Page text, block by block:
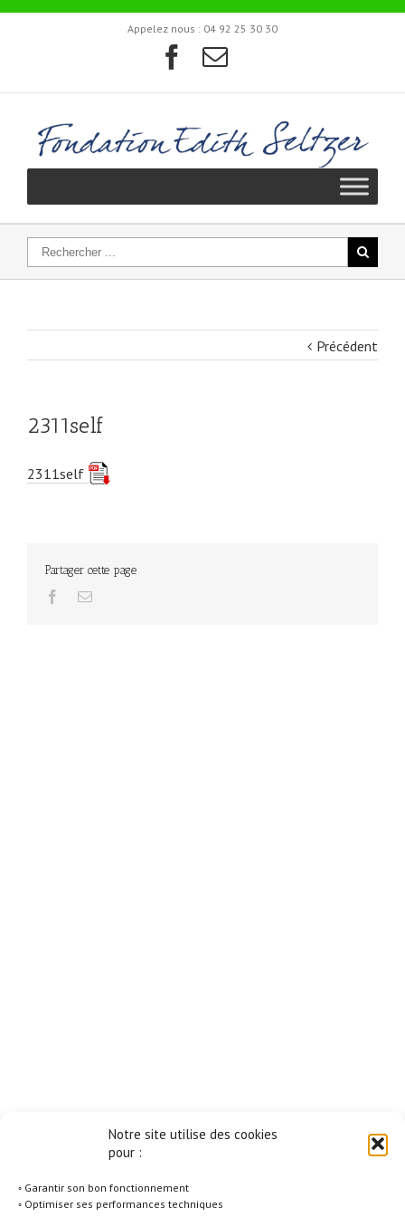
Notre site utilise des cookies
pour :
◦ Garantir son bon fonctionnement
◦ Optimiser ses performances techniques
Appelez nous : 04 92 25 30 30
Précédent
2311self
2311self
Partager cette page